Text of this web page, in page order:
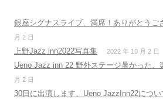
ン
銀座シグナスライブ、満席！ありがとうご
月 2 日
上野Jazz inn2022写真集 2022 年 10 月 2 日
Ueno Jazz inn 22 野外ステージ暑かった、
月 2 日
30日に出演します、Ueno JazzInn22につい